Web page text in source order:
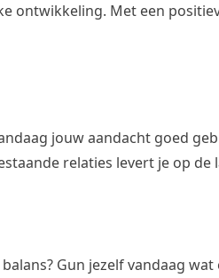
ontwikkeling. Met een
jouw aandacht goed
relaties levert je op
Gun jezelf vandaag